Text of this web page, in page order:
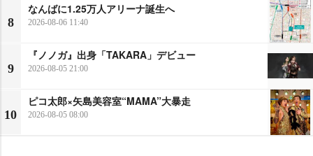
8
なんばに1.25万人アリーナ誕生へ
2026-08-06 11:40
9
『ノノガ』出身「TAKARA」デビュー
2026-08-05 21:00
10
ピコ太郎×矢島美容室“MAMA”大暴走
2026-08-05 08:00